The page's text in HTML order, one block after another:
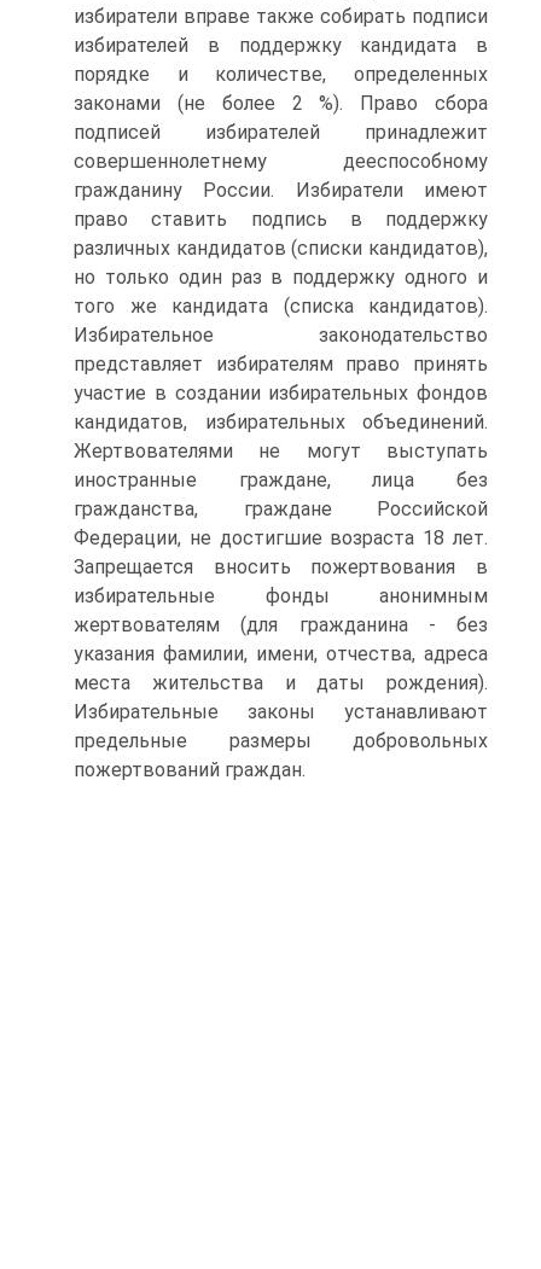
избиратели вправе также собирать подписи
избирателей в поддержку кандидата в
порядке и количестве, определенных
законами (не более 2 %). Право сбора
подписей избирателей принадлежит
совершеннолетнему дееспособному
гражданину России. Избиратели имеют
право ставить подпись в поддержку
различных кандидатов (списки кандидатов),
но только один раз в поддержку одного и
того же кандидата (списка кандидатов).
Избирательное законодательство
представляет избирателям право принять
участие в создании избирательных фондов
кандидатов, избирательных объединений.
Жертвователями не могут выступать
иностранные граждане, лица без
гражданства, граждане Российской
Федерации, не достигшие возраста 18 лет.
Запрещается вносить пожертвования в
избирательные фонды анонимным
жертвователям (для гражданина - без
указания фамилии, имени, отчества, адреса
места жительства и даты рождения).
Избирательные законы устанавливают
предельные размеры добровольных
пожертвований граждан.